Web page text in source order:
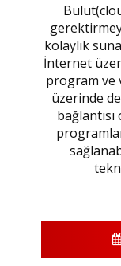
kolaylık
İnternet
program ve
üzerinde